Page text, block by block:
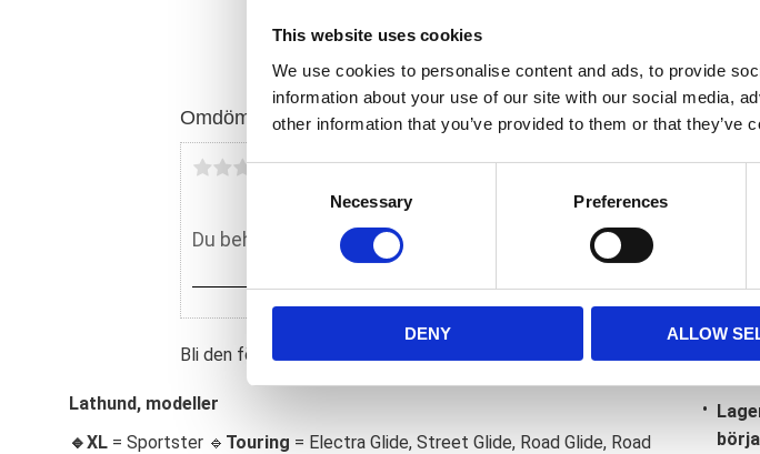
This website uses cookies
We use cookies to personalise content and ads, to provide
information about your use of our site with our social media,
other information that you’ve provided to them or that
C
S
e
e
Necessary Preferences
DENY ALLOW
Omdömen
Du
Bli den första att lämna ett omdöme.
Lathund, modeller
🔹XL = Sportster 🔹 Touring = Electra Glide, Street Glide, Road Glide, Road